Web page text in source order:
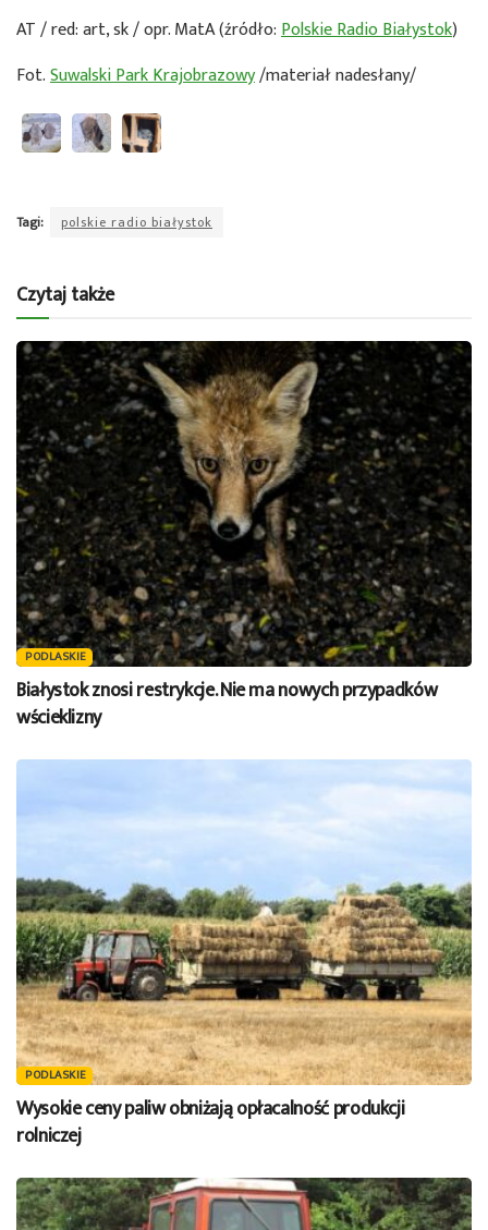
AT / red: art, sk / opr. MatA (źródło:Polskie Radio Białystok)
Fot.Suwalski Park Krajobrazowy/materiał nadesłany/
Tagi: polskie radio białystok
Czytaj także
PODLASKIE
Białystok znosi restrykcje. Nie ma nowych przypadków
wścieklizny
PODLASKIE
Wysokie ceny paliw obniżają opłacalność produkcji
rolniczej